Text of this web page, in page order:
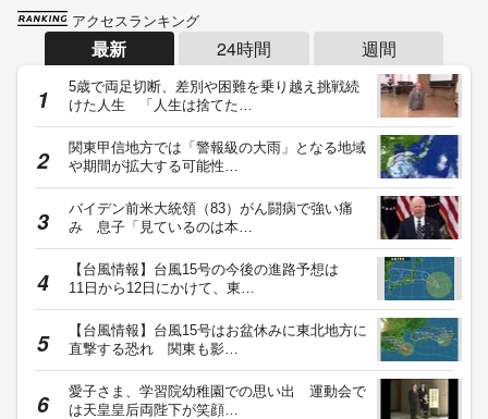
アクセスランキング
最新 24時間 週間
5歳で両足切断、差別や困難を乗り越え挑戦続
けた人生 「人生は捨てた…
関東甲信地方では「警報級の大雨」となる地域
や期間が拡大する可能性…
バイデン前米大統領（83）がん闘病で強い痛
み 息子「見ているのは本…
【台風情報】台風15号の今後の進路予想は
11日から12日にかけて、東…
【台風情報】台風15号はお盆休みに東北地方に
直撃する恐れ 関東も影…
愛子さま、学習院幼稚園での思い出 運動会で
は天皇皇后両陛下が笑顔…